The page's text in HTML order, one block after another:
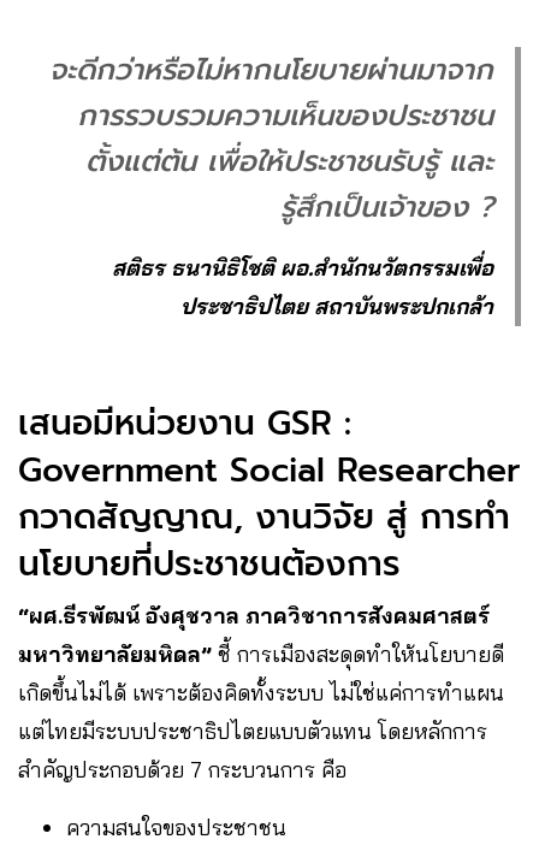
จะดีกว่าหรือไม่หากนโยบายผ่านมาจาก
การรวบรวมความเห็นของประชาชน
ตั้งแต่ต้น เพื่อให้ประชาชนรับรู้ และ
รู้สึกเป็นเจ้าของ ?
สติธร ธนานิธิโชติ ผอ.สำนักนวัตกรรมเพื่อ
ประชาธิปไตย สถาบันพระปกเกล้า
เสนอมีหน่วยงาน GSR :
Government Social Researcher
กวาดสัญญาณ, งานวิจัย สู่ การทำ
นโยบายที่ประชาชนต้องการ
“ผศ.ธีรพัฒน์ อังศุชวาล ภาควิชาการสังคมศาสตร์
มหาวิทยาลัยมหิดล” ชี้ การเมืองสะดุดทำให้นโยบายดี
เกิดขึ้นไม่ได้ เพราะต้องคิดทั้งระบบ ไม่ใช่แค่การทำแผน
แต่ไทยมีระบบประชาธิปไตยแบบตัวแทน โดยหลักการ
สำคัญประกอบด้วย 7 กระบวนการ คือ
ความสนใจของประชาชน